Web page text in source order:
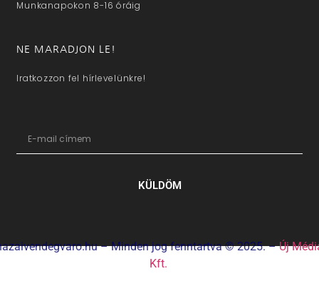
Munkanapokon 8-16 óráig
NE MARADJON LE!
Iratkozzon fel hírlevelünkre!
KÜLDÖM
– Minden jog fenntartva © 2025. –Új
Kft.